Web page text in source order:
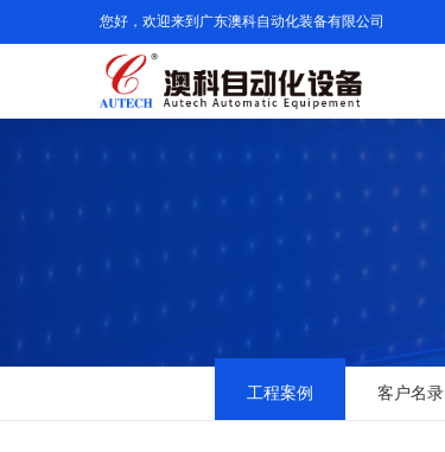
您好，欢迎来到广东澳科自动化装备有限公司
工程案例 客户名录